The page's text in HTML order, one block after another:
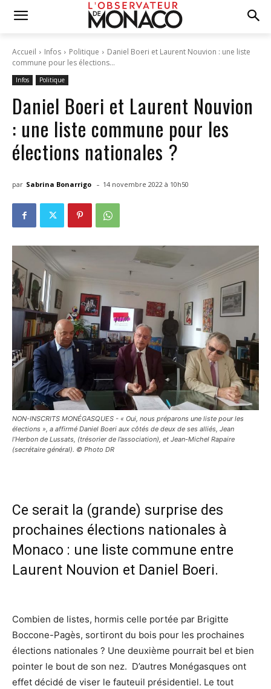
Accueil Infos Politique
Daniel Boeri et Laurent Nouvion : une liste
commune pour les élections...
Infos Politique
Daniel Boeri et Laurent Nouvion
: une liste commune pour les
élections nationales ?
par Sabrina Bonarrigo - 14 novembre 2022 à 10h50
NON-INSCRITS MONÉGASQUES - « Oui, nous préparons une liste pour les
élections », a affirmé Daniel Boeri aux côtés de deux de ses alliés, Jean
l’Herbon de Lussats, (trésorier de l’association), et Jean-Michel Rapaire
(secrétaire général). © Photo DR
Ce serait la (grande) surprise des
prochaines élections nationales à
Monaco : une liste commune entre
Laurent Nouvion et Daniel Boeri.
Combien de listes, hormis celle portée par Brigitte
Boccone-Pagès, sortiront du bois pour les prochaines
élections nationales ? Une deuxième pourrait bel et bien
pointer le bout de son nez. D’autres Monégasques ont
effet décidé de viser le fauteuil présidentiel. Le tout